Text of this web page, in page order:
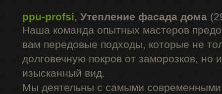
ppu-profsi, Утепление фасада дома
Наша команда опытных мастеров
вам передовые подходы, которые не
долговечную покров от заморозков,
изысканный вид.
Мы деятельны с самыми современными